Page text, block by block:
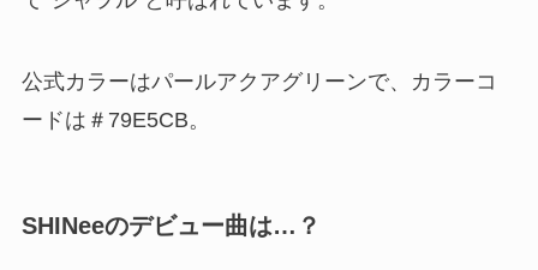
公式カラーはパールアクアグリーンで、カラーコ
ードは＃79E5CB。
SHINeeのデビュー曲は…？